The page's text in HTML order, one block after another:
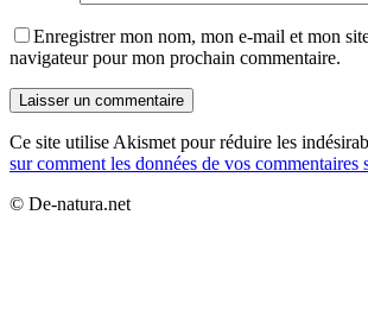
Enregistrer mon nom, mon e-mail et mon
navigateur pour mon prochain commentaire.
Ce site utilise Akismet pour réduire les
sur comment les données de vos commentaires
© De-natura.net